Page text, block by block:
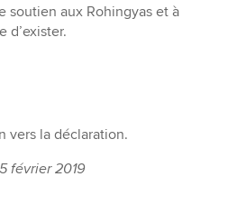
soutien aux Rohingyas et à
d’exister.
vers la déclaration.
février 2019